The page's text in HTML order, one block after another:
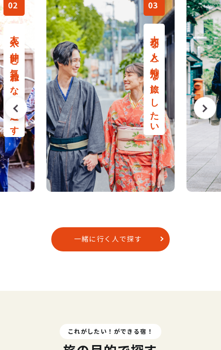
大切な人と特別な旅にしたい
04
一人旅を自由気ままに楽しむ
一緒に行く人で探す
これがしたい！ができる宿！